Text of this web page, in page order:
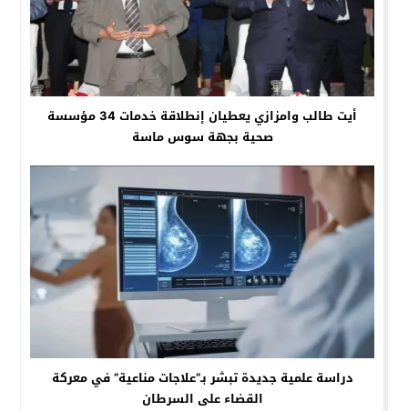
أيت طالب وامزازي يعطيان إنطلاقة خدمات 34 مؤسسة
صحية بجهة سوس ماسة
دراسة علمية جديدة تبشر بـ”علاجات مناعية” في معركة
القضاء على السرطان